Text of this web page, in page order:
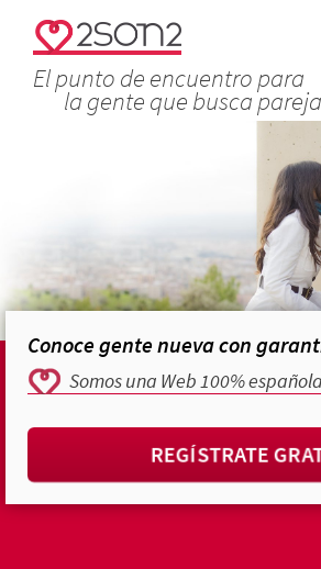
El punto de encuentro para
la gente que busca pareja
Conoce gente nueva con
Somos una Web 100% española
REGÍSTRATE